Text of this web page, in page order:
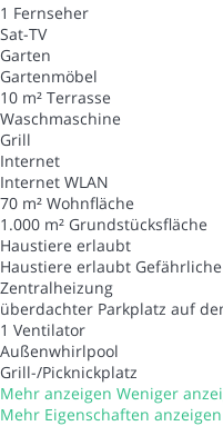
1 Fernseher
Sat-TV
Garten
Gartenmöbel
10 m² Terrasse
Waschmaschine
Grill
Internet
Internet WLAN
70 m² Wohnfläche
1.000 m² Grundstücksfläche
Haustiere erlaubt
Haustiere erlaubt
Zentralheizung
überdachter Parkplatz auf
1 Ventilator
Außenwhirlpool
Grill-/Picknickplatz
Mehr anzeigen Weniger
Mehr Eigenschaften anzeigen